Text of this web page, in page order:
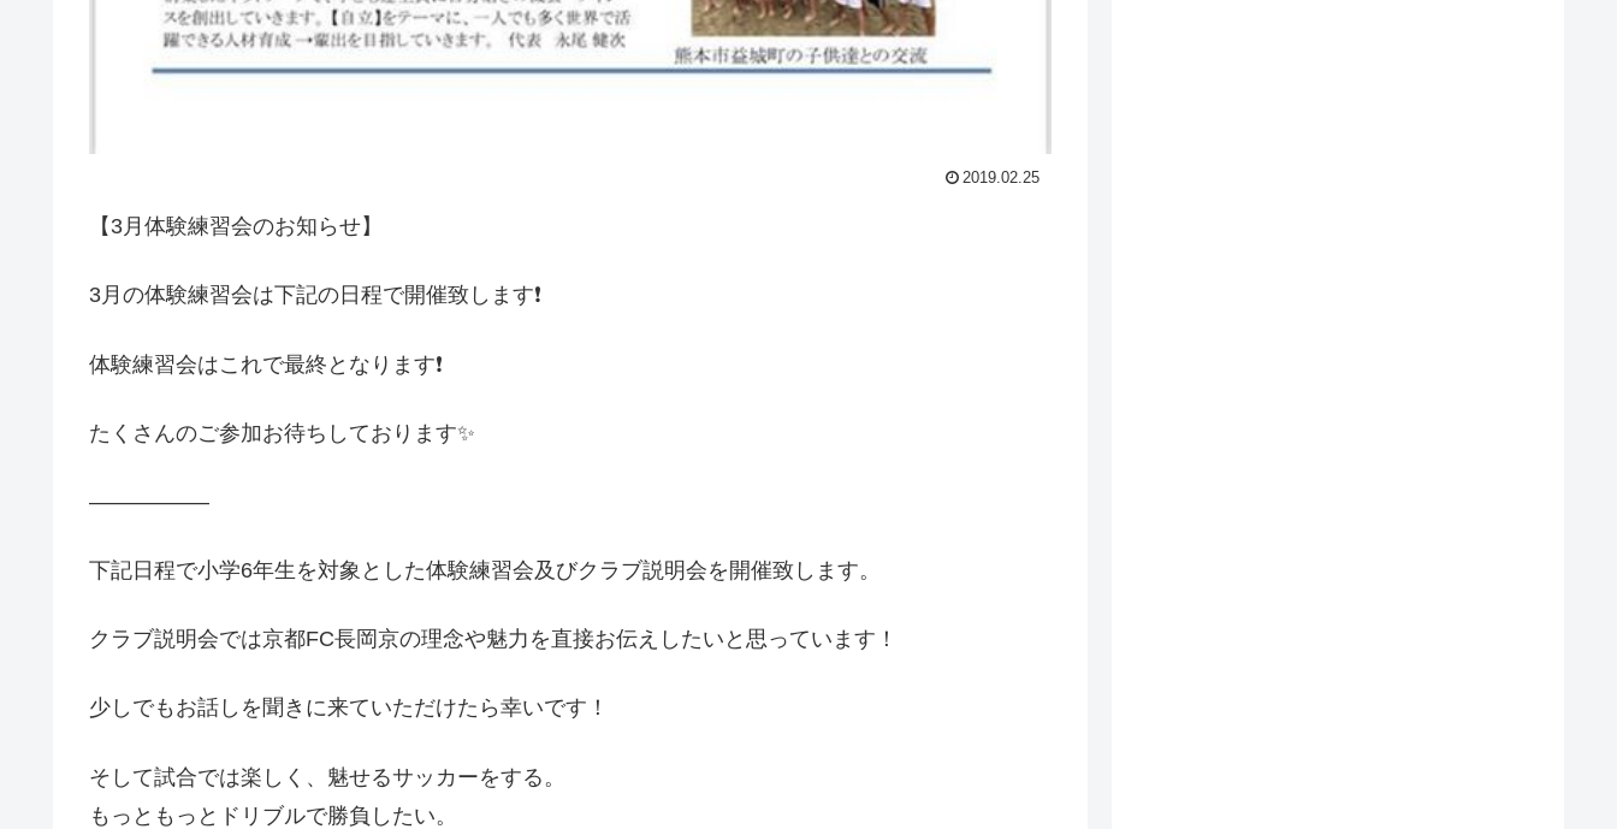
2019.02.25
【3月体験練習会のお知らせ】
3月の体験練習会は下記の日程で開催致します❗️
体験練習会はこれで最終となります❗️
たくさんのご参加お待ちしております✨
—————–
下記日程で小学6年生を対象とした体験練習会及びクラブ説明会を開催致します。
クラブ説明会では京都FC長岡京の理念や魅力を直接お伝えしたいと思っています！
少しでもお話しを聞きに来ていただけたら幸いです！
そして試合では楽しく、魅せるサッカーをする。
もっともっとドリブルで勝負したい。